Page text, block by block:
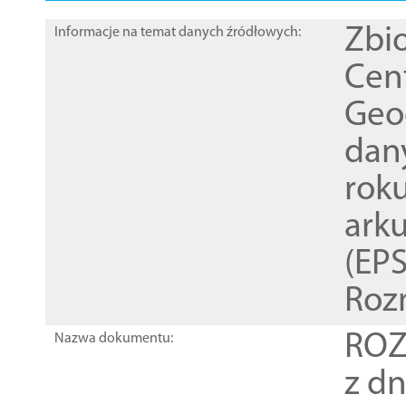
Informacje na temat danych źródłowych:
Nazwa dokumentu:
z